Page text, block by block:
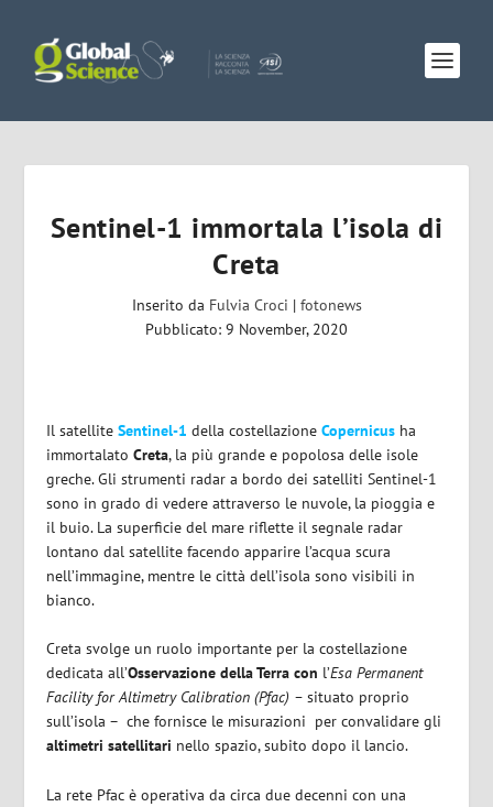
Sentinel-1 immortala l’isola di
Creta
Inserito da Fulvia Croci | fotonews
Pubblicato: 9 November, 2020
Il satellite Sentinel-1 della costellazioneCopernicus ha
immortalatoCreta, la più grande e popolosa delle isole
greche. Gli strumenti radar a bordo dei satelliti Sentinel-1
sono in grado di vedere attraverso le nuvole, la pioggia e
il buio. La superficie del mare riflette il segnale radar
lontano dal satellite facendo apparire l’acqua scura
nell’immagine, mentre le città dell’isola sono visibili in
bianco.
Creta svolge un ruolo importante per la costellazione
dedicata all’Osservazione della Terra con l’Esa Permanent
Facility for Altimetry Calibration (Pfac) –situato proprio
sull’isola – che fornisce le misurazioni per convalidare gli
altimetri satellitari nello spazio, subito dopo il lancio.
La rete Pfac è operativa da circa due decenni con una